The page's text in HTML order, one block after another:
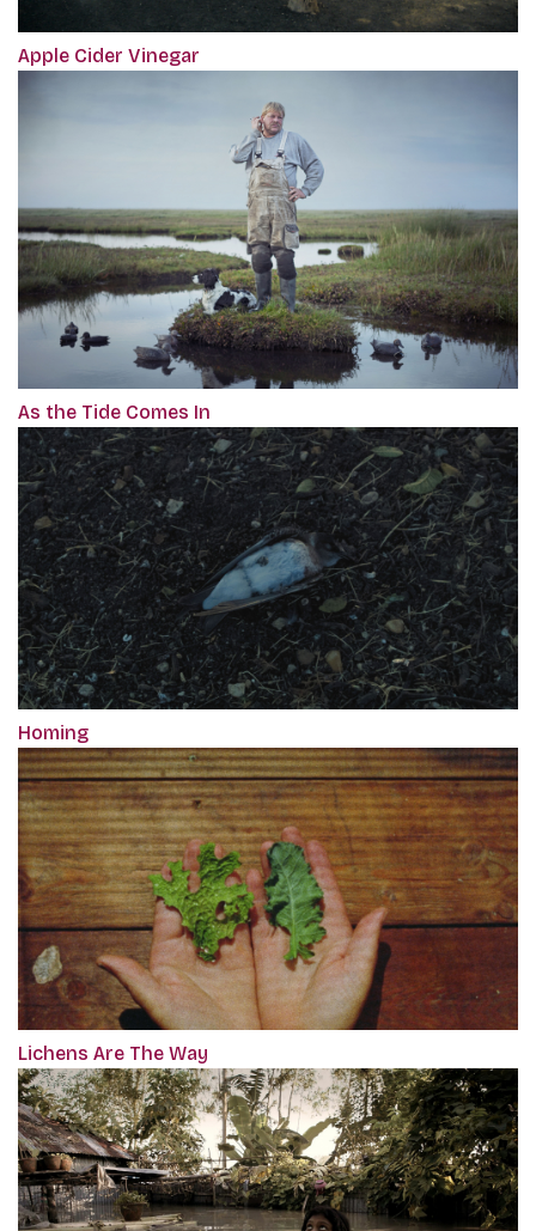
Apple Cider Vinegar
As the Tide Comes In
Homing
Lichens Are The Way